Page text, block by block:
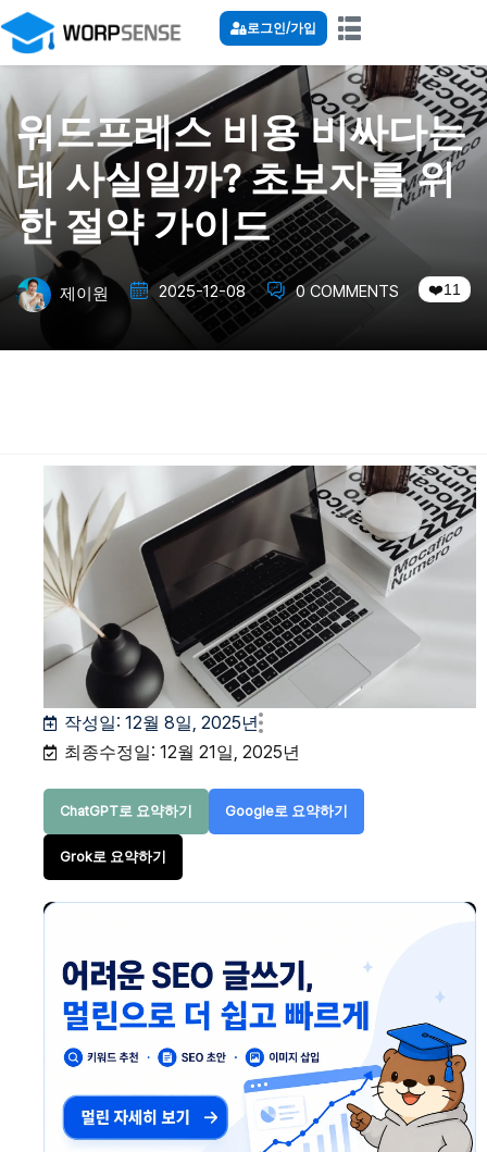
로그인/가입
워드프레스 비용 비싸다는
데 사실일까? 초보자를 위
한 절약 가이드
제이원 2025-12-08 0 COMMENTS 11
작성일: 12월 8일, 2025년
최종수정일: 12월 21일, 2025년
ChatGPT로 요약하기 Google로 요약하기
Grok로 요약하기